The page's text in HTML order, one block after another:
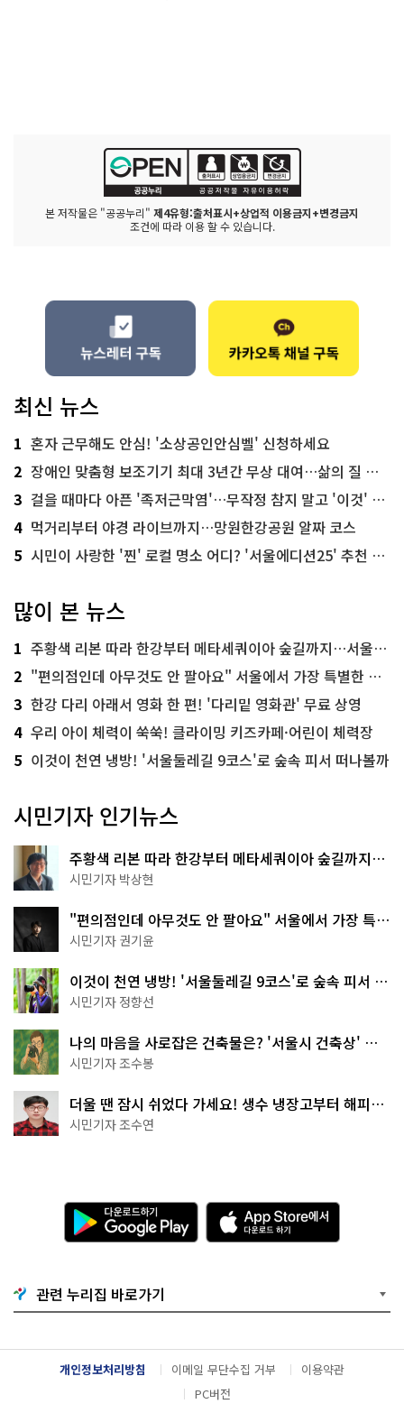
본 저작물은 "공공누리" 제4유형:출처표시+상업적 이용금지+변경금지
조건에 따라 이용 할 수 있습니다.
최신 뉴스
1 혼자 근무해도 안심! '소상공인안심벨' 신청하세요
2 장애인 맞춤형 보조기기 최대 3년간 무상 대여…삶의 질 높인다
3 걸을 때마다 아픈 '족저근막염'…무작정 참지 말고 '이것' 해보세요!
4 먹거리부터 야경 라이브까지…망원한강공원 알짜 코스
5 시민이 사랑한 '찐' 로컬 명소 어디? '서울에디션25' 추천 코스
많이 본 뉴스
1 주황색 리본 따라 한강부터 메타세쿼이아 숲길까지…서울둘레길 15코스
2 "편의점인데 아무것도 안 팔아요" 서울에서 가장 특별한 편의점의 정체
3 한강 다리 아래서 영화 한 편! '다리밑 영화관' 무료 상영
4 우리 아이 체력이 쑥쑥! 클라이밍 키즈카페·어린이 체력장
5 이것이 천연 냉방! '서울둘레길 9코스'로 숲속 피서 떠나볼까
시민기자 인기뉴스
주황색 리본 따라 한강부터 메타세쿼이아 숲길까지…
서울둘레길 15코스
시민기자 박상현
"편의점인데 아무것도 안 팔아요" 서울에서 가장 특별
한 편의점의 정체
시민기자 권기윤
이것이 천연 냉방! '서울둘레길 9코스'로 숲속 피서 떠
나볼까
시민기자 정향선
나의 마음을 사로잡은 건축물은? '서울시 건축상' 수
상작 공개!
시민기자 조수봉
더울 땐 잠시 쉬었다 가세요! 생수 냉장고부터 해피소
·무더위쉼터까지
시민기자 조수연
다
운
로
기
G
o
g
l
e
A
p
p
e
서
다
운
관련 누리집 바로가기
개인정보처리방침 이메일 무단수집 거부
이용약관
PC버전